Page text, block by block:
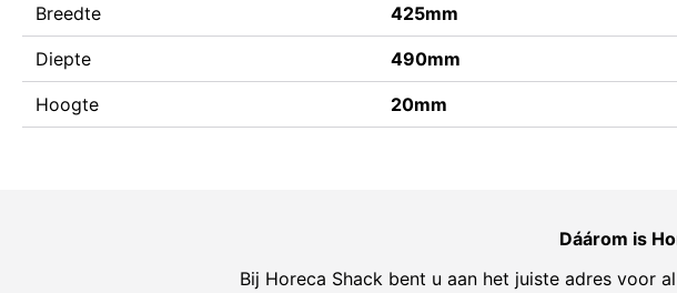
Breedte 425mm
Diepte 490mm
Hoogte 20mm
Dáárom is
Bij Horeca Shack bent u aan het juiste adres voor